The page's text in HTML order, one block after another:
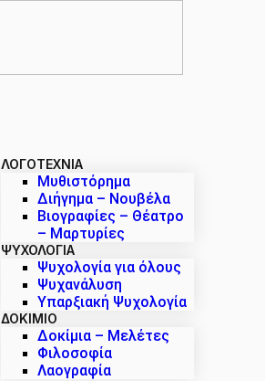
ΛΟΓΟΤΕΧΝΙΑ
Μυθιστόρημα
Διήγημα – Νουβέλα
Βιογραφίες – Θέατρο
– Μαρτυρίες
ΨΥΧΟΛΟΓΙΑ
Ψυχολογία για όλους
Ψυχανάλυση
Υπαρξιακή Ψυχολογία
ΔΟΚΊΜΙΟ
Δοκίμια – Μελέτες
Φιλοσοφία
Λαογραφία